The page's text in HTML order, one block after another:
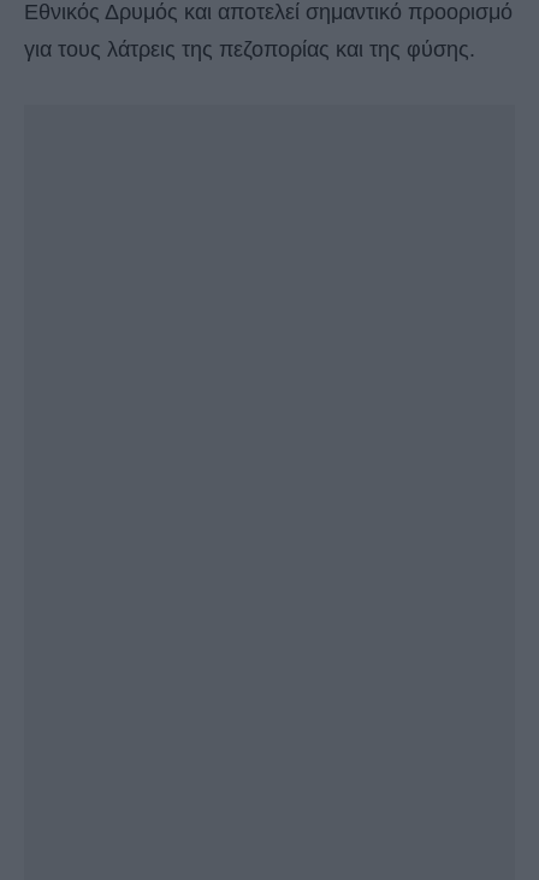
Εθνικός Δρυμός και αποτελεί σημαντικό προορισμό
για τους λάτρεις της πεζοπορίας και της φύσης.